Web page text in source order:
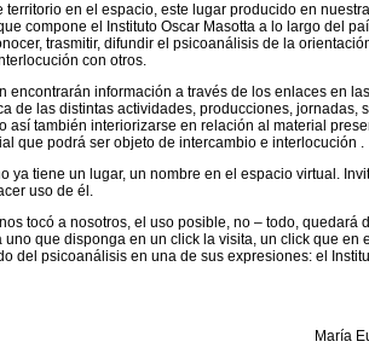
territorio en el espacio, este lugar producido en
compone el Instituto Oscar Masotta a lo largo del
trasmitir, difundir el psicoanálisis de la
con otros.
encontrarán información a través de los enlaces en
de las distintas actividades, producciones, jornadas,
así también interiorizarse en relación al material
que podrá ser objeto de intercambio e interlocución .
ya tiene un lugar, un nombre en el espacio virtual.
uso de él.
tocó a nosotros, el uso posible, no – todo, quedará
uno que disponga en un click la visita, un click que en
del psicoanálisis en una de sus expresiones: el
María